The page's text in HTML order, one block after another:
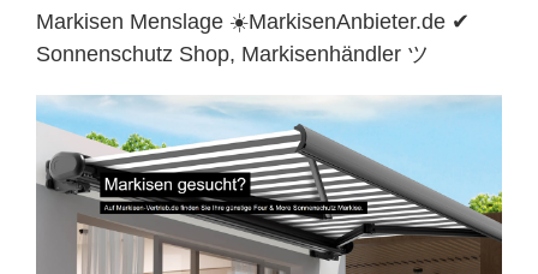
Markisen Menslage ☀️MarkisenAnbieter.de ✔
Sonnenschutz Shop, Markisenhändler ツ